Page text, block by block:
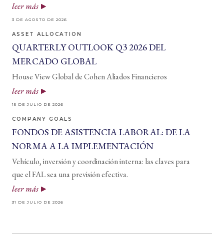
leer más
3 DE AGOSTO DE 2026
ASSET ALLOCATION
QUARTERLY OUTLOOK Q3 2026 DEL
MERCADO GLOBAL
House View Global de Cohen Aliados Financieros
leer más
15 DE JULIO DE 2026
COMPANY GOALS
FONDOS DE ASISTENCIA LABORAL: DE LA
NORMA A LA IMPLEMENTACIÓN
Vehículo, inversión y coordinación interna: las claves para
que el FAL sea una previsión efectiva.
leer más
31 DE JULIO DE 2026